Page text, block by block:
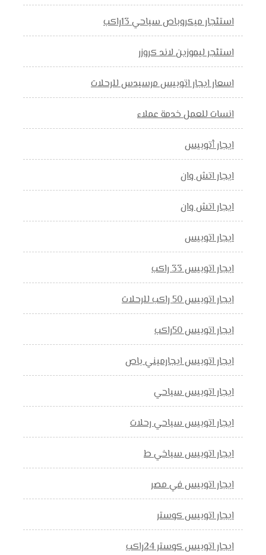
استئجار ميكروباص سياحي 13راكب
استئجر ليموزين لاند كروزر
اسعار ايجار اتوبيس مرسيدس للرحلات
انسات للعمل خدمة عملاء
ايجار أتوبيس
ايجار اتش وان
ايجار اتش وان
ايجار اتوبيس
ايجار اتوبيس 33 راكب
ايجار اتوبيس 50 راكب للرحلات
ايجار اتوبيس 50راكب
ايجار اتوبيس ايجارميني باص
ايجار اتوبيس سياحي
ايجار اتوبيس سياحي رحلات
ايجار اتوبيس سياخي ط
ايجار اتوبيس في مصر
ايجار اتوبيس كوستر
ايجار اتوبيس كوستر 24راكب